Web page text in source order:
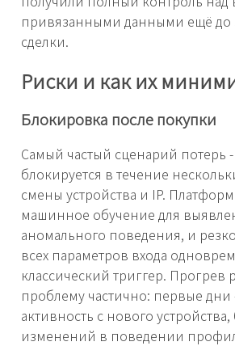
привязанными данными ещё до
сделки.
Риски и как их
Блокировка после покупки
Самый частый сценарий потерь -
блокируется в течение
смены устройства и IP.
машинное обучение для
аномального поведения, и
всех параметров входа
классический триггер. Прогрев
проблему частично: первые
активность с нового
изменений в поведении